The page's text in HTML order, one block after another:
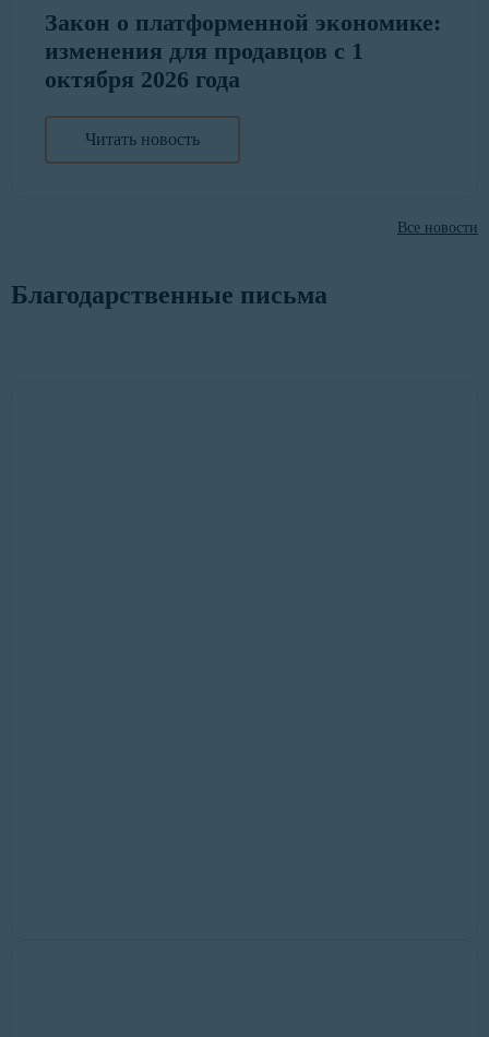
Закон о платформенной экономике:
изменения для продавцов с 1
октября 2026 года
Читать новость
Все новости
Благодарственные письма